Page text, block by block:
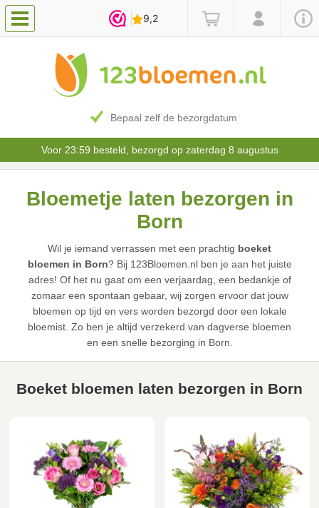
Bepaal zelf de bezorgdatum
Voor 23:59 besteld, bezorgd op zaterdag 8 augustus
Bloemetje laten bezorgen in
Born
Wil je iemand verrassen met een prachtig boeket
bloemen in Born? Bij 123Bloemen.nl ben je aan het juiste
adres! Of het nu gaat om een verjaardag, een bedankje of
zomaar een spontaan gebaar, wij zorgen ervoor dat jouw
bloemen op tijd en vers worden bezorgd door een lokale
bloemist. Zo ben je altijd verzekerd van dagverse bloemen
en een snelle bezorging in Born.
Boeket bloemen laten bezorgen in Born